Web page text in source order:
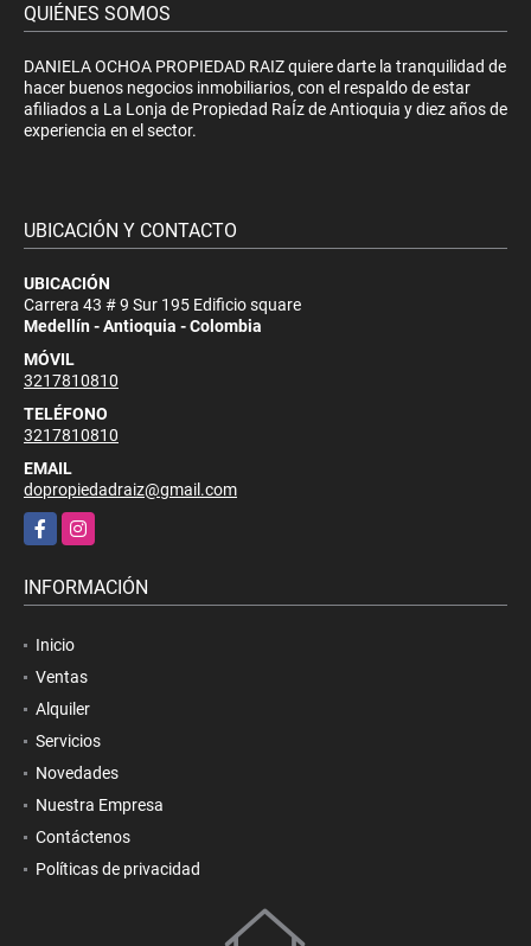
QUIÉNES SOMOS
DANIELA OCHOA PROPIEDAD RAIZ quiere darte la tranquilidad de
hacer buenos negocios inmobiliarios, con el respaldo de estar
afiliados a La Lonja de Propiedad RaÍz de Antioquia y diez años de
experiencia en el sector.
UBICACIÓN Y CONTACTO
UBICACIÓN
Carrera 43 # 9 Sur 195 Edificio square
Medellín - Antioquia - Colombia
MÓVIL
3217810810
TELÉFONO
3217810810
EMAIL
dopropiedadraiz@gmail.com
FacebookInstagram
INFORMACIÓN
Inicio
Ventas
Alquiler
Servicios
Novedades
Nuestra Empresa
Contáctenos
Políticas de privacidad